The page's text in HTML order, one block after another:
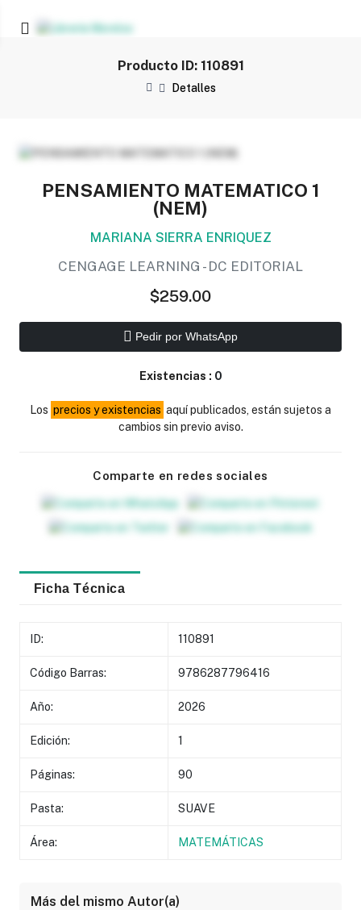
Producto ID: 110891
Detalles
PENSAMIENTO MATEMATICO 1
(NEM)
MARIANA SIERRA ENRIQUEZ
CENGAGE LEARNING - DC EDITORIAL
$259.00
Pedir por WhatsApp
Existencias : 0
Los precios y existencias aquí publicados, están sujetos a
cambios sin previo aviso.
Comparte en redes sociales
Ficha Técnica
ID: 110891
Código Barras: 9786287796416
Año: 2026
Edición: 1
Páginas: 90
Pasta: SUAVE
Área: MATEMÁTICAS
Más del mismo Autor(a)